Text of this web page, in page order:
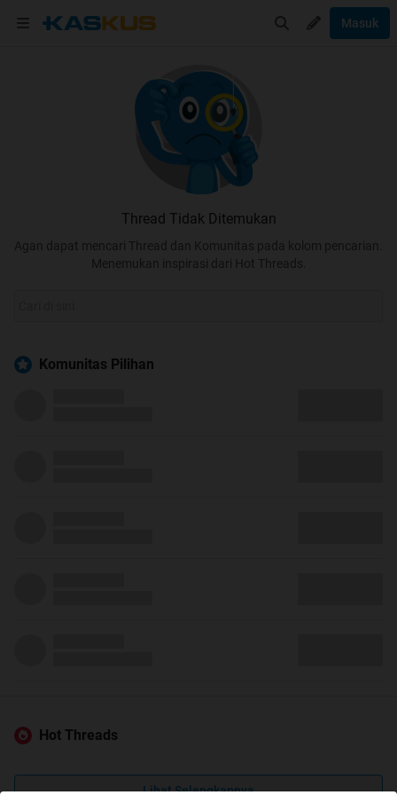
Masuk
Thread Tidak Ditemukan
Agan dapat mencari Thread dan Komunitas pada kolom pencarian.
Menemukan inspirasi dari Hot Threads.
Komunitas Pilihan
Hot Threads
Lihat Selengkapnya